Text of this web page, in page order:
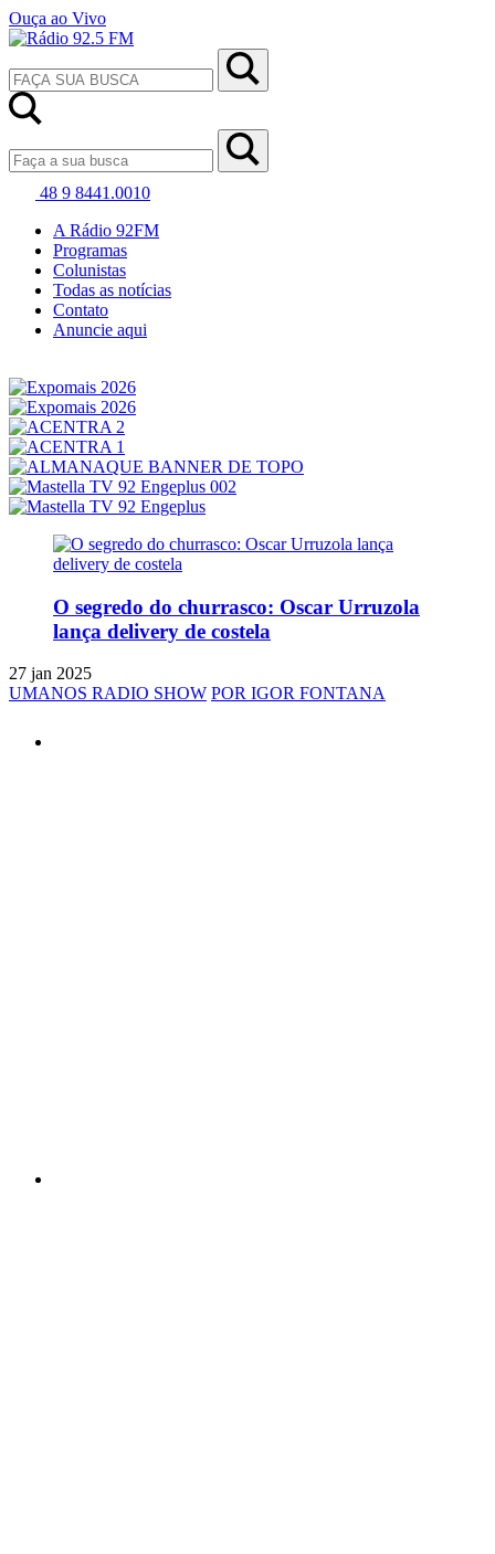
Ouça ao Vivo
48 9 8441.0010
A Rádio 92FM
Programas
Colunistas
Todas as notícias
Contato
Anuncie aqui
O segredo do churrasco: Oscar Urruzola
lança delivery de costela
27 jan 2025
UMANOS RADIO SHOW POR IGOR FONTANA